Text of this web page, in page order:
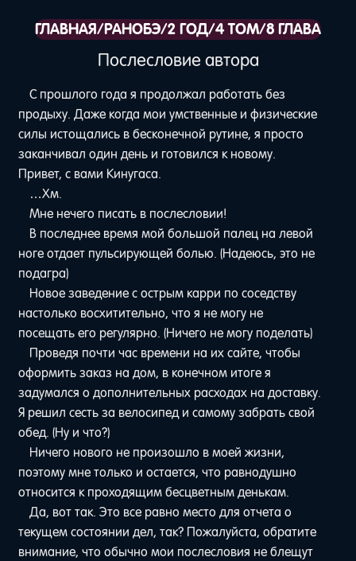
ГЛАВНАЯ/РАНОБЭ/2 ГОД/4 ТОМ/8 ГЛАВА
Послесловие автора
С прошлого года я продолжал работать без
продыху. Даже когда мои умственные и физические
силы истощались в бесконечной рутине, я просто
заканчивал один день и готовился к новому.
Привет, с вами Кинугаса.
…Хм.
Мне нечего писать в послесловии!
В последнее время мой большой палец на левой
ноге отдает пульсирующей болью. (Надеюсь, это не
подагра)
Новое заведение с острым карри по соседству
настолько восхитительно, что я не могу не
посещать его регулярно. (Ничего не могу поделать)
Проведя почти час времени на их сайте, чтобы
оформить заказ на дом, в конечном итоге я
задумался о дополнительных расходах на доставку.
Я решил сесть за велосипед и самому забрать свой
обед. (Ну и что?)
Ничего нового не произошло в моей жизни,
поэтому мне только и остается, что равнодушно
относится к проходящим бесцветным денькам.
Да, вот так. Это все равно место для отчета о
текущем состоянии дел, так? Пожалуйста, обратите
внимание, что обычно мои послесловия не блещут